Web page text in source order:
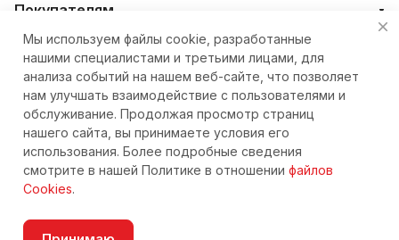
Покупателям
+7 (4212) 23-33-33
eshop@nkteh.ru
© 2026 Интернет-магазин ЭНКА техника
Мы используем файлы cookie, разработанные
нашими специалистами и третьими лицами, для
анализа событий на нашем веб-сайте, что позволяет
нам улучшать взаимодействие с пользователями и
обслуживание. Продолжая просмотр страниц
нашего сайта, вы принимаете условия его
использования. Более подробные сведения
смотрите в нашей Политике в отношении файлов
Cookies.